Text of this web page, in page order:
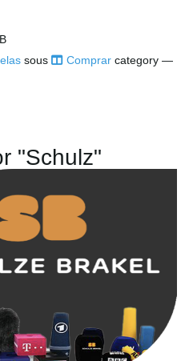
sous Comprar category —
"Schulz"